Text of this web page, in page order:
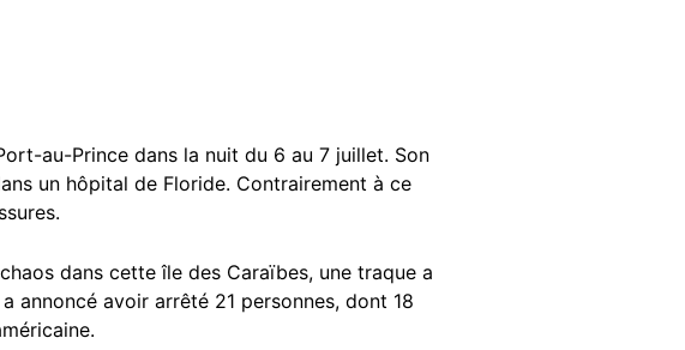
au-Prince dans la nuit du 6 au 7 juillet. Son
un hôpital de Floride. Contrairement à ce
dans cette île des Caraïbes, une traque a
annoncé avoir arrêté 21 personnes, dont 18